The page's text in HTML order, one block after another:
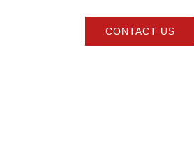
CONTACT US